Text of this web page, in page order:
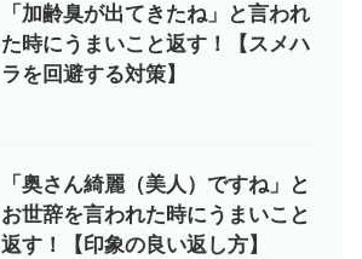
「加齢臭が出てきたね」と言われ
た時にうまいこと返す！【スメハ
ラを回避する対策】
「奥さん綺麗（美人）ですね」と
お世辞を言われた時にうまいこと
返す！【印象の良い返し方】